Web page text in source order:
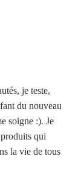
je teste,
du nouveau
soigne :). Je
qui
la vie de tous